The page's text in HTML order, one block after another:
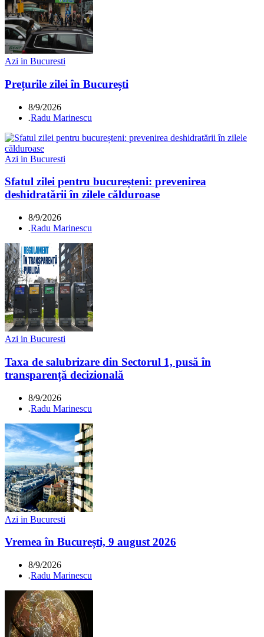
Azi in Bucuresti
Prețurile zilei în București
8/9/2026
.Radu Marinescu
Azi in Bucuresti
Sfatul zilei pentru bucureșteni: prevenirea
deshidratării în zilele călduroase
8/9/2026
.Radu Marinescu
Azi in Bucuresti
Taxa de salubrizare din Sectorul 1, pusă în
transparență decizională
8/9/2026
.Radu Marinescu
Azi in Bucuresti
Vremea în București, 9 august 2026
8/9/2026
.Radu Marinescu